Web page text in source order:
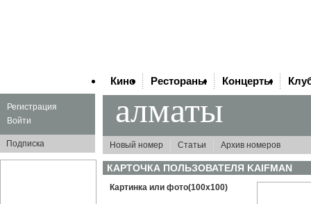
Регистрация
Войти
Подписка
Кино Рестораны Концерты
алматы
Новый номер Статьи Архив номеров
КАРТОЧКА ПОЛЬЗОВАТЕЛЯ KAIFMAN
Картинка или фото(100x100)